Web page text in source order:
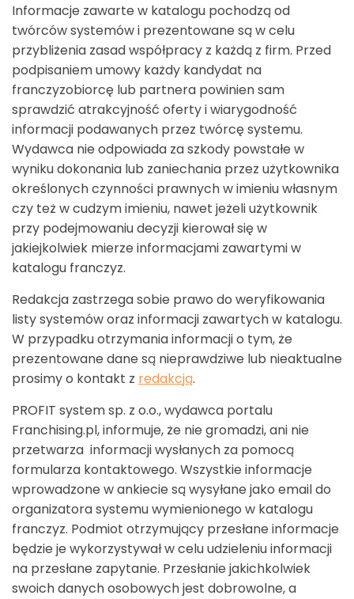
Informacje zawarte w katalogu pochodzą od
twórców systemów i prezentowane są w celu
przybliżenia zasad współpracy z każdą z firm. Przed
podpisaniem umowy każdy kandydat na
franczyzobiorcę lub partnera powinien sam
sprawdzić atrakcyjność oferty i wiarygodność
informacji podawanych przez twórcę systemu.
Wydawca nie odpowiada za szkody powstałe w
wyniku dokonania lub zaniechania przez użytkownika
określonych czynności prawnych w imieniu własnym
czy też w cudzym imieniu, nawet jeżeli użytkownik
przy podejmowaniu decyzji kierował się w
jakiejkolwiek mierze informacjami zawartymi w
katalogu franczyz.
Redakcja zastrzega sobie prawo do weryfikowania
listy systemów oraz informacji zawartych w katalogu.
W przypadku otrzymania informacji o tym, że
prezentowane dane są nieprawdziwe lub nieaktualne
prosimy o kontakt z redakcją.
PROFIT system sp. z o.o., wydawca portalu
Franchising.pl, informuje, że nie gromadzi, ani nie
przetwarza informacji wysłanych za pomocą
formularza kontaktowego. Wszystkie informacje
wprowadzone w ankiecie są wysyłane jako email do
organizatora systemu wymienionego w katalogu
franczyz. Podmiot otrzymujący przesłane informacje
będzie je wykorzystywał w celu udzieleniu informacji
na przesłane zapytanie. Przesłanie jakichkolwiek
swoich danych osobowych jest dobrowolne, a